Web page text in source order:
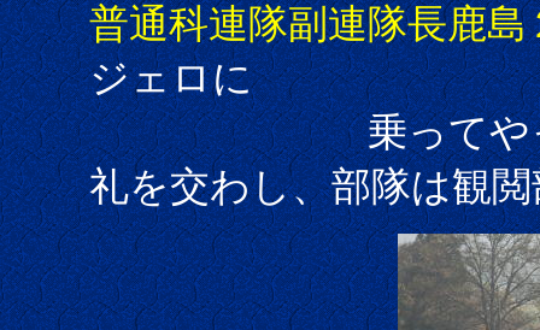
普通科連隊副連隊長鹿島
ジェロに
乗ってやって
礼を交わし、部隊は観